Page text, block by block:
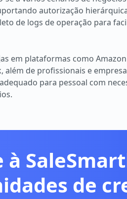
autorização
de logs de operação para
em plataformas como
além de profissionais e
para pessoal com
à
de